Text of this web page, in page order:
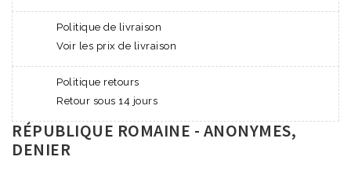
Politique de livraison
Voir les prix de livraison
Politique retours
Retour sous 14 jours
RÉPUBLIQUE ROMAINE - ANONYMES,
DENIER